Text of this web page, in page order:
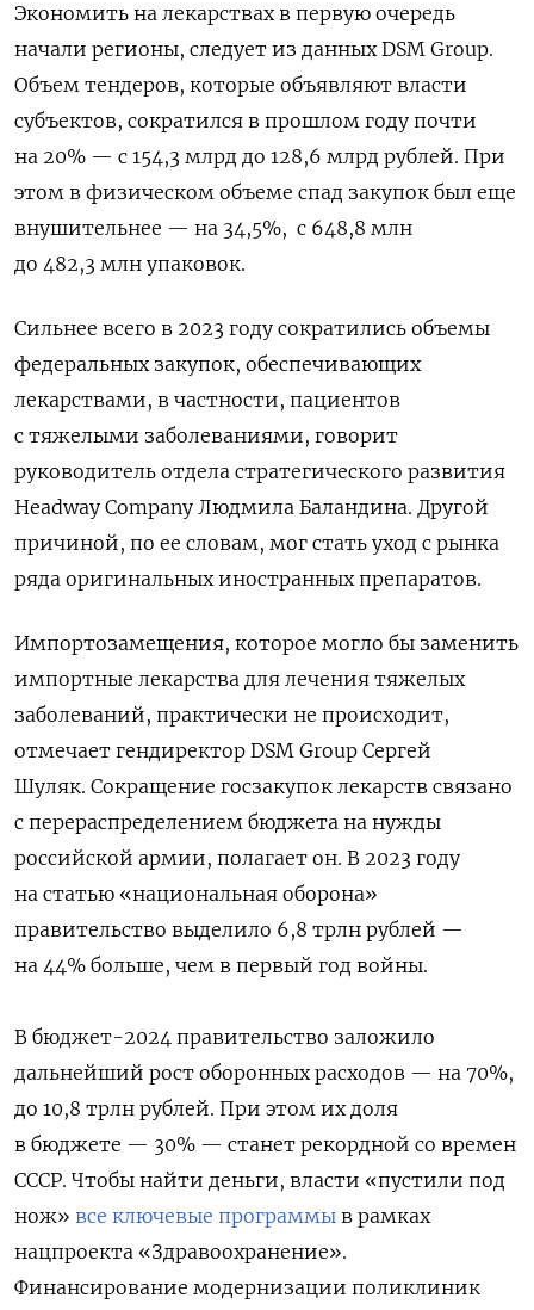
Экономить на лекарствах в первую очередь
начали регионы, следует из данных DSM Group.
Объем тендеров, которые объявляют власти
субъектов, сократился в прошлом году почти
на 20% — с 154,3 млрд до 128,6 млрд рублей. При
этом в физическом объеме спад закупок был еще
внушительнее — на 34,5%, с 648,8 млн
до 482,3 млн упаковок.
Сильнее всего в 2023 году сократились объемы
федеральных закупок, обеспечивающих
лекарствами, в частности, пациентов
с тяжелыми заболеваниями, говорит
руководитель отдела стратегического развития
Headway Company Людмила Баландина. Другой
причиной, по ее словам, мог стать уход с рынка
ряда оригинальных иностранных препаратов.
Импортозамещения, которое могло бы заменить
импортные лекарства для лечения тяжелых
заболеваний, практически не происходит,
отмечает гендиректор DSM Group Сергей
Шуляк. Сокращение госзакупок лекарств связано
с перераспределением бюджета на нужды
российской армии, полагает он. В 2023 году
на статью «национальная оборона»
правительство выделило 6,8 трлн рублей —
на 44% больше, чем в первый год войны.
В бюджет-2024 правительство заложило
дальнейший рост оборонных расходов — на 70%,
до 10,8 трлн рублей. При этом их доля
в бюджете — 30% — станет рекордной со времен
СССР. Чтобы найти деньги, власти «пустили под
нож» все ключевые программы в рамках
нацпроекта «Здравоохранение».
Финансирование модернизации поликлиник